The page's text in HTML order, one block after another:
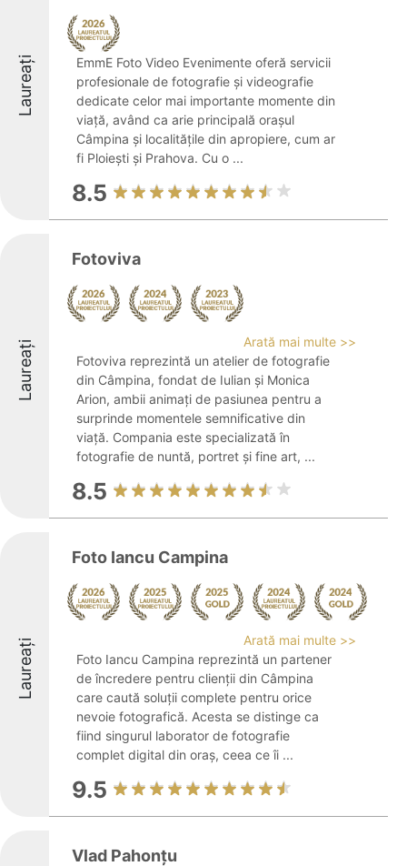
Laureați
EmmE Foto Video Evenimente oferă servicii
profesionale de fotografie și videografie
dedicate celor mai importante momente din
viață, având ca arie principală orașul
Câmpina și localitățile din apropiere, cum ar
fi Ploiești și Prahova. Cu o ...
8.5
Laureați
Fotoviva
Arată mai multe >>
Fotoviva reprezintă un atelier de fotografie
din Câmpina, fondat de Iulian și Monica
Arion, ambii animați de pasiunea pentru a
surprinde momentele semnificative din
viață. Compania este specializată în
fotografie de nuntă, portret și fine art, ...
8.5
Laureați
Foto Iancu Campina
Arată mai multe >>
Foto Iancu Campina reprezintă un partener
de încredere pentru clienții din Câmpina
care caută soluții complete pentru orice
nevoie fotografică. Acesta se distinge ca
fiind singurul laborator de fotografie
complet digital din oraș, ceea ce îi ...
9.5
Vlad Pahonţu